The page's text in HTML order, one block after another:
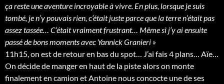
ça reste une aventure incroyable à vivre. En plus, lorsque je suis
tombé, je n’y pouvais rien, c’était juste parce que la terre n’était pas
assez tassée… C’était vraiment frustrant… Même si j’y ai ensuite
passé de bons moments avec Yannick Granieri »
11h15, on est de retour en bas du spot… J’ai fais 4 plans… Aïe…
On décide de manger en haut de la piste alors on monte
finalement en camion et Antoine nous concocte une de ses